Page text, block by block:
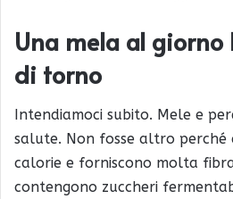
Una mela al giorno
di torno
Intendiamoci subito. Mele e
salute. Non fosse altro perché
calorie e forniscono molta
contengono zuccheri